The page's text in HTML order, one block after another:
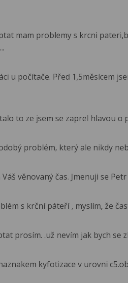
mam problemy s krcni
u počítače. Před 1,5měsícem
to ze jsem se zaprel hlavou o
problém, který ale nikdy
věnovaný čas. Jmenuji se Petr
s krční páteří , myslím, že
prosím. .už nevím jak bych se
kyfotizace v urovni